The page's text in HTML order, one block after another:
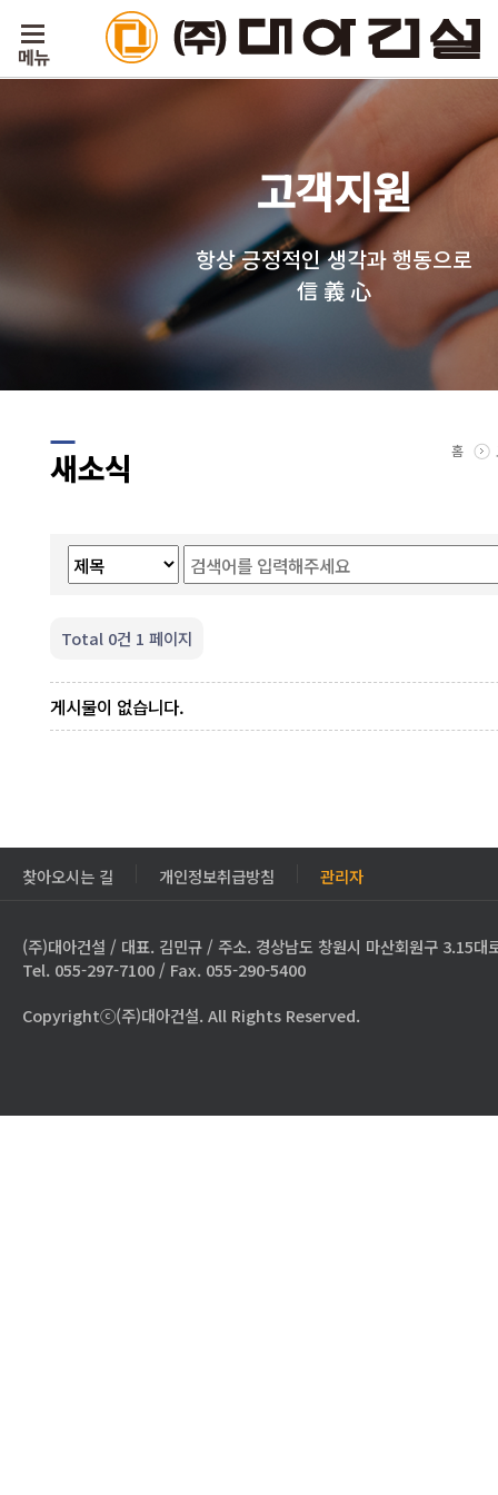
고객지원
항상 긍정적인 생각과 행동으로
信 義 心
새소식 홈
Total 0건 1 페이지
게시물이 없습니다.
찾아오시는 길 개인정보취급방침 관리자
(주)대아건설 / 대표. 김민규 / 주소. 경상남도 창원시 마산회원구 3.15대
Tel. 055-297-7100 / Fax. 055-290-5400
Copyrightⓒ(주)대아건설. All Rights Reserved.